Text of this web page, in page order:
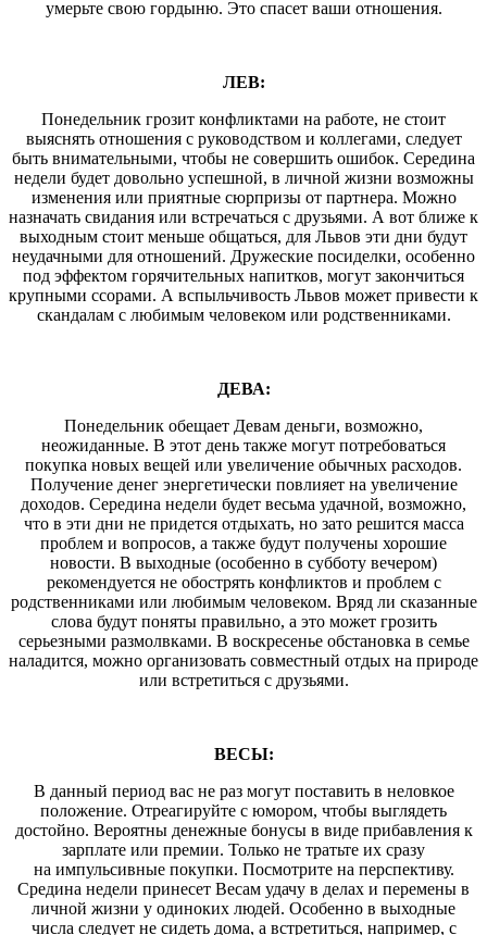
умерьте свою гордыню. Это спасет ваши отношения.
ЛЕВ:
Понедельник грозит конфликтами на работе, не стоит
выяснять отношения с руководством и коллегами, следует
быть внимательными, чтобы не совершить ошибок. Середина
недели будет довольно успешной, в личной жизни возможны
изменения или приятные сюрпризы от партнера. Можно
назначать свидания или встречаться с друзьями. А вот ближе к
выходным стоит меньше общаться, для Львов эти дни будут
неудачными для отношений. Дружеские посиделки, особенно
под эффектом горячительных напитков, могут закончиться
крупными ссорами. А вспыльчивость Львов может привести к
скандалам с любимым человеком или родственниками.
ДЕВА:
Понедельник обещает Девам деньги, возможно,
неожиданные. В этот день также могут потребоваться
покупка новых вещей или увеличение обычных расходов.
Получение денег энергетически повлияет на увеличение
доходов. Середина недели будет весьма удачной, возможно,
что в эти дни не придется отдыхать, но зато решится масса
проблем и вопросов, а также будут получены хорошие
новости. В выходные (особенно в субботу вечером)
рекомендуется не обострять конфликтов и проблем с
родственниками или любимым человеком. Вряд ли сказанные
слова будут поняты правильно, а это может грозить
серьезными размолвками. В воскресенье обстановка в семье
наладится, можно организовать совместный отдых на природе
или встретиться с друзьями.
ВЕСЫ:
В данный период вас не раз могут поставить в неловкое
положение. Отреагируйте с юмором, чтобы выглядеть
достойно. Вероятны денежные бонусы в виде прибавления к
зарплате или премии. Только не тратьте их сразу
на импульсивные покупки. Посмотрите на перспективу.
Средина недели принесет Весам удачу в делах и перемены в
личной жизни у одиноких людей. Особенно в выходные
числа следует не сидеть дома, а встретиться, например, с